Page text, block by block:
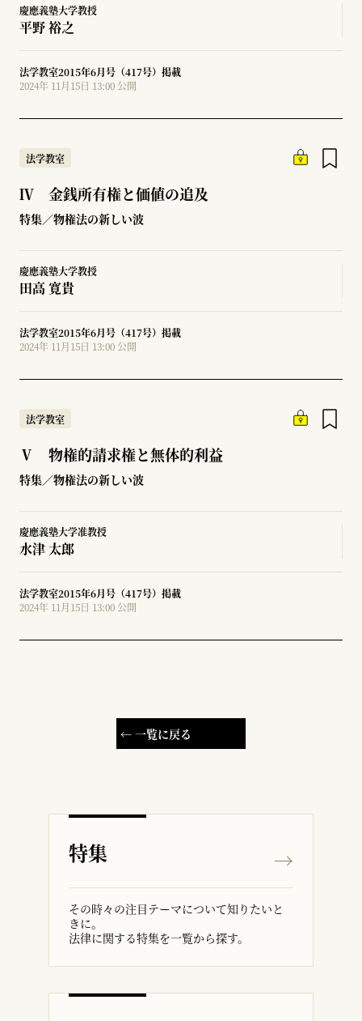
慶應義塾大学教授
平野 裕之
法学教室2015年6月号（417号）掲載
2024年 11月15日 13:00 公開
法学教室
Ⅳ 金銭所有権と価値の追及
特集／物権法の新しい波
慶應義塾大学教授
田高 寛貴
法学教室2015年6月号（417号）掲載
2024年 11月15日 13:00 公開
法学教室
Ⅴ 物権的請求権と無体的利益
特集／物権法の新しい波
慶應義塾大学准教授
水津 太郎
法学教室2015年6月号（417号）掲載
2024年 11月15日 13:00 公開
← 一覧に戻る
特集
その時々の注目テーマについて知りたいと
きに。
法律に関する特集を一覧から探す。